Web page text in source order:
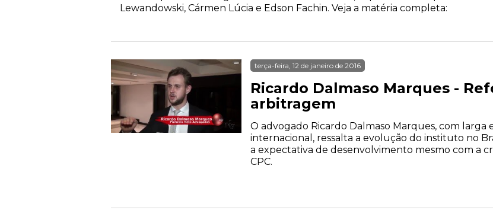
Lewandowski, Cármen Lúcia e Edson Fachin. Veja a matéria completa:
terça-feira, 12 de janeiro de 2016
Ricardo Dalmaso Marques -
arbitragem
O advogado Ricardo Dalmaso Marques, com
internacional, ressalta a evolução do instituto no
a expectativa de desenvolvimento mesmo com a
CPC.